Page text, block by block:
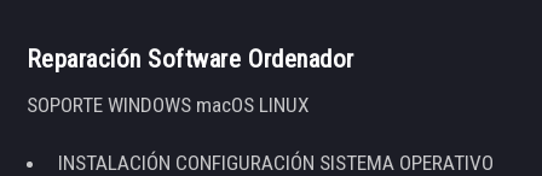
Reparación Software Ordenador
SOPORTE WINDOWS macOS LINUX
INSTALACIÓN CONFIGURACIÓN SISTEMA OPERATIVO